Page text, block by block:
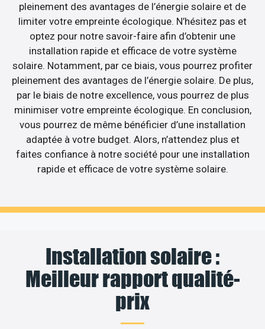
pleinement des avantages de l’énergie solaire et de
limiter votre empreinte écologique. N’hésitez pas et
optez pour notre savoir-faire afin d’obtenir une
installation rapide et efficace de votre système
solaire. Notamment, par ce biais, vous pourrez profiter
pleinement des avantages de l’énergie solaire. De plus,
par le biais de notre excellence, vous pourrez de plus
minimiser votre empreinte écologique. En conclusion,
vous pourrez de même bénéficier d’une installation
adaptée à votre budget. Alors, n’attendez plus et
faites confiance à notre société pour une installation
rapide et efficace de votre système solaire.
Installation solaire :
Meilleur rapport qualité-
prix